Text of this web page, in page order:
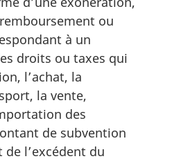
ou
à un
droits ou taxes qui
l’achat, la
la vente,
des
de subvention
l’excédent du